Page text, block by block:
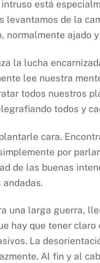
está
levantamos de la
normalmente ajado
la lucha
lee nuestra
todos nuestros
todos y
cara.
por
de las buenas
una larga guerra,
hay que tener
La
Al fin y al